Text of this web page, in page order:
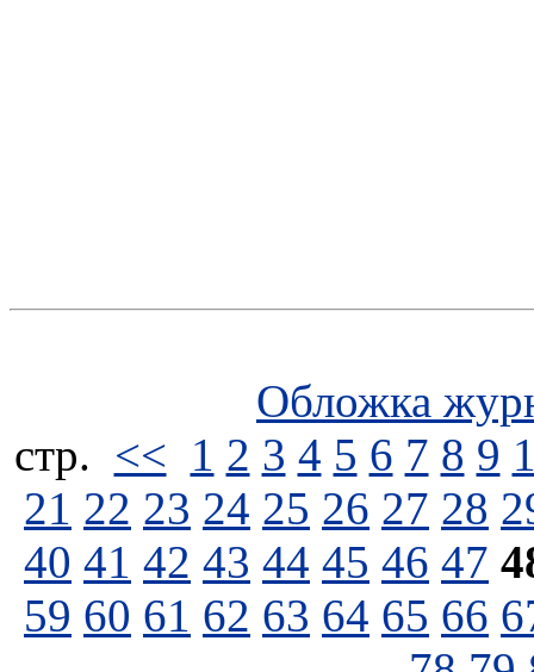
Обложка
стp. << 1 2 3 4 5 6 7 8 9
21 22 23 24 25 26 27 28
40 41 42 43 44 45 46 47
59 60 61 62 63 64 65 66